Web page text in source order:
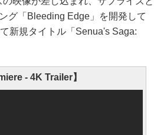
グ「Bleeding Edge」を開発して
新規タイトル「Senua's Saga:
- 4K Trailer】